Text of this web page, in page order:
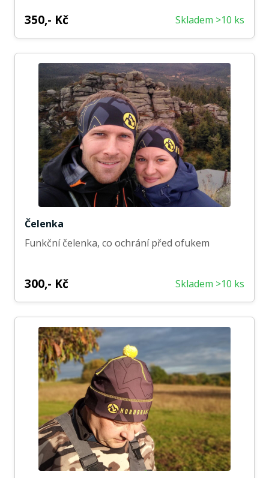
350,- Kč Skladem >10 ks
Čelenka
Funkční čelenka, co ochrání před ofukem
300,- Kč Skladem >10 ks